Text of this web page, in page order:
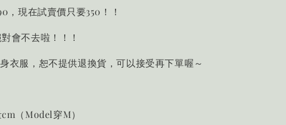
，現在試賣價只要350！！
會不去啦！！！
衣服，恕不提供退換貨，可以接受再下單喔～
（Model穿M）